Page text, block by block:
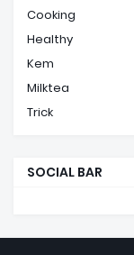
Cooking
Healthy
Kem
Milktea
Trick
SOCIAL BAR